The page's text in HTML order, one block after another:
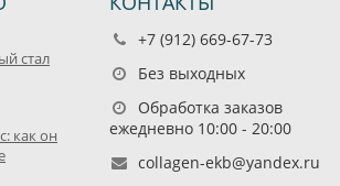
стал
как он
+7 (912) 669-67-73
Без выходных
Обработка заказов
ежедневно 10:00 - 20:00
collagen-ekb@yandex.ru